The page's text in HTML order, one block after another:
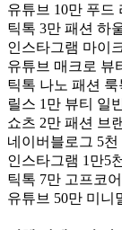
유튜브 10만 푸드
틱톡 3만 패션 하
인스타그램 마이
유튜브 매크로 뷰
틱톡 나노 패션 룩
릴스 1만 뷰티 일
쇼츠 2만 패션 브
네이버블로그 5
인스타그램 1만5
틱톡 7만 고프코
유튜브 50만 미니